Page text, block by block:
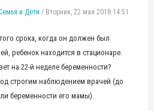
и Дети / Вторник, 22 мая 2018 14:51
срока, когда он должен был
ребенок находится в стационаре.
на 22-й неделе беременности?
строгим наблюдением врачей (до
беременности его мамы).